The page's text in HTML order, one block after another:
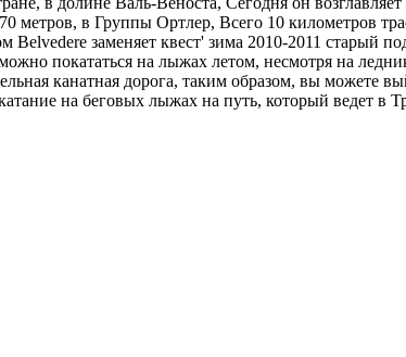
метров, в Группы Ортлер, Всего 10 километров
Belvedere заменяет квест' зима 2010-2011 старый
покататься на лыжах летом, несмотря на
канатная дорога, таким образом, вы можете
на беговых лыжах на путь, который ведет в